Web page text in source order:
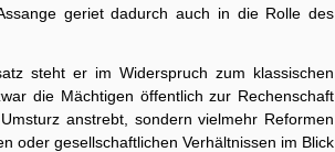
geriet dadurch auch in die Rolle des
steht er im Widerspruch zum klassischen
die Mächtigen öffentlich zur Rechenschaft
anstrebt, sondern vielmehr Reformen
oder gesellschaftlichen Verhältnissen im Blick